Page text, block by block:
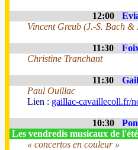
12:00
Vincent Greub (J.-S. Bach &
11:30
Christine Tranchant
11:30
Paul Ouillac
Lien : gaillac-cavaillecoll.fr/
10:30
Les vendredis musicaux de l'été
« concertos en couleur »